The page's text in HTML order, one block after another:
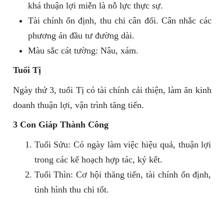
khá thuận lợi miễn là nỗ lực thực sự.
Tài chính ổn định, thu chi cân đối. Cân nhắc các
phương án đầu tư đường dài.
Màu sắc cát tường: Nâu, xám.
Tuổi Tị
Ngày thứ 3, tuổi Tị có tài chính cải thiện, làm ăn kinh
doanh thuận lợi, vận trình tăng tiến.
3 Con Giáp Thành Công
Tuổi Sửu: Có ngày làm việc hiệu quả, thuận lợi
trong các kế hoạch hợp tác, ký kết.
Tuổi Thìn: Cơ hội thăng tiến, tài chính ổn định,
tình hình thu chi tốt.